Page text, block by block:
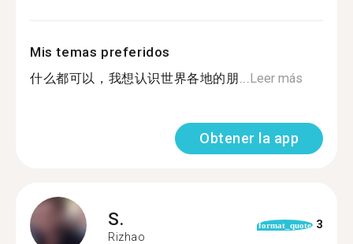
Mis temas preferidos
什么都可以，我想认识世界各地的朋... Leer más
Obtener la app
S.
Rizhao
format_quote 3